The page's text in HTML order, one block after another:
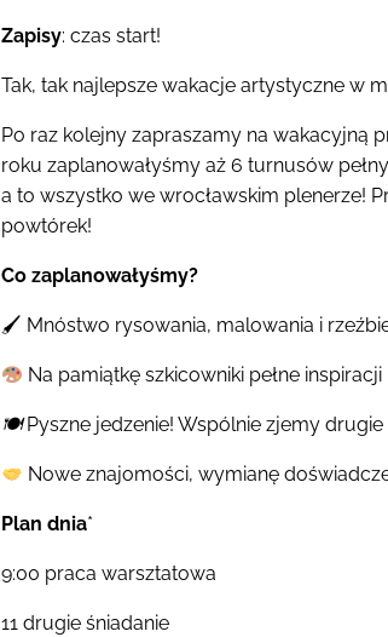
Zapisy: czas start!
Tak, tak najlepsze wakacje artystyczne w
Po raz kolejny zapraszamy na wakacyjną
roku zaplanowałyśmy aż 6 turnusów
a to wszystko we wrocławskim plenerze!
powtórek!
Co zaplanowałyśmy?
🖌 Mnóstwo rysowania, malowania i
Na pamiątkę szkicowniki pełne
🍽Pyszne jedzenie! Wspólnie zjemy
Nowe znajomości, wymianę
Plan dnia*
9:00 praca warsztatowa
11 drugie śniadanie